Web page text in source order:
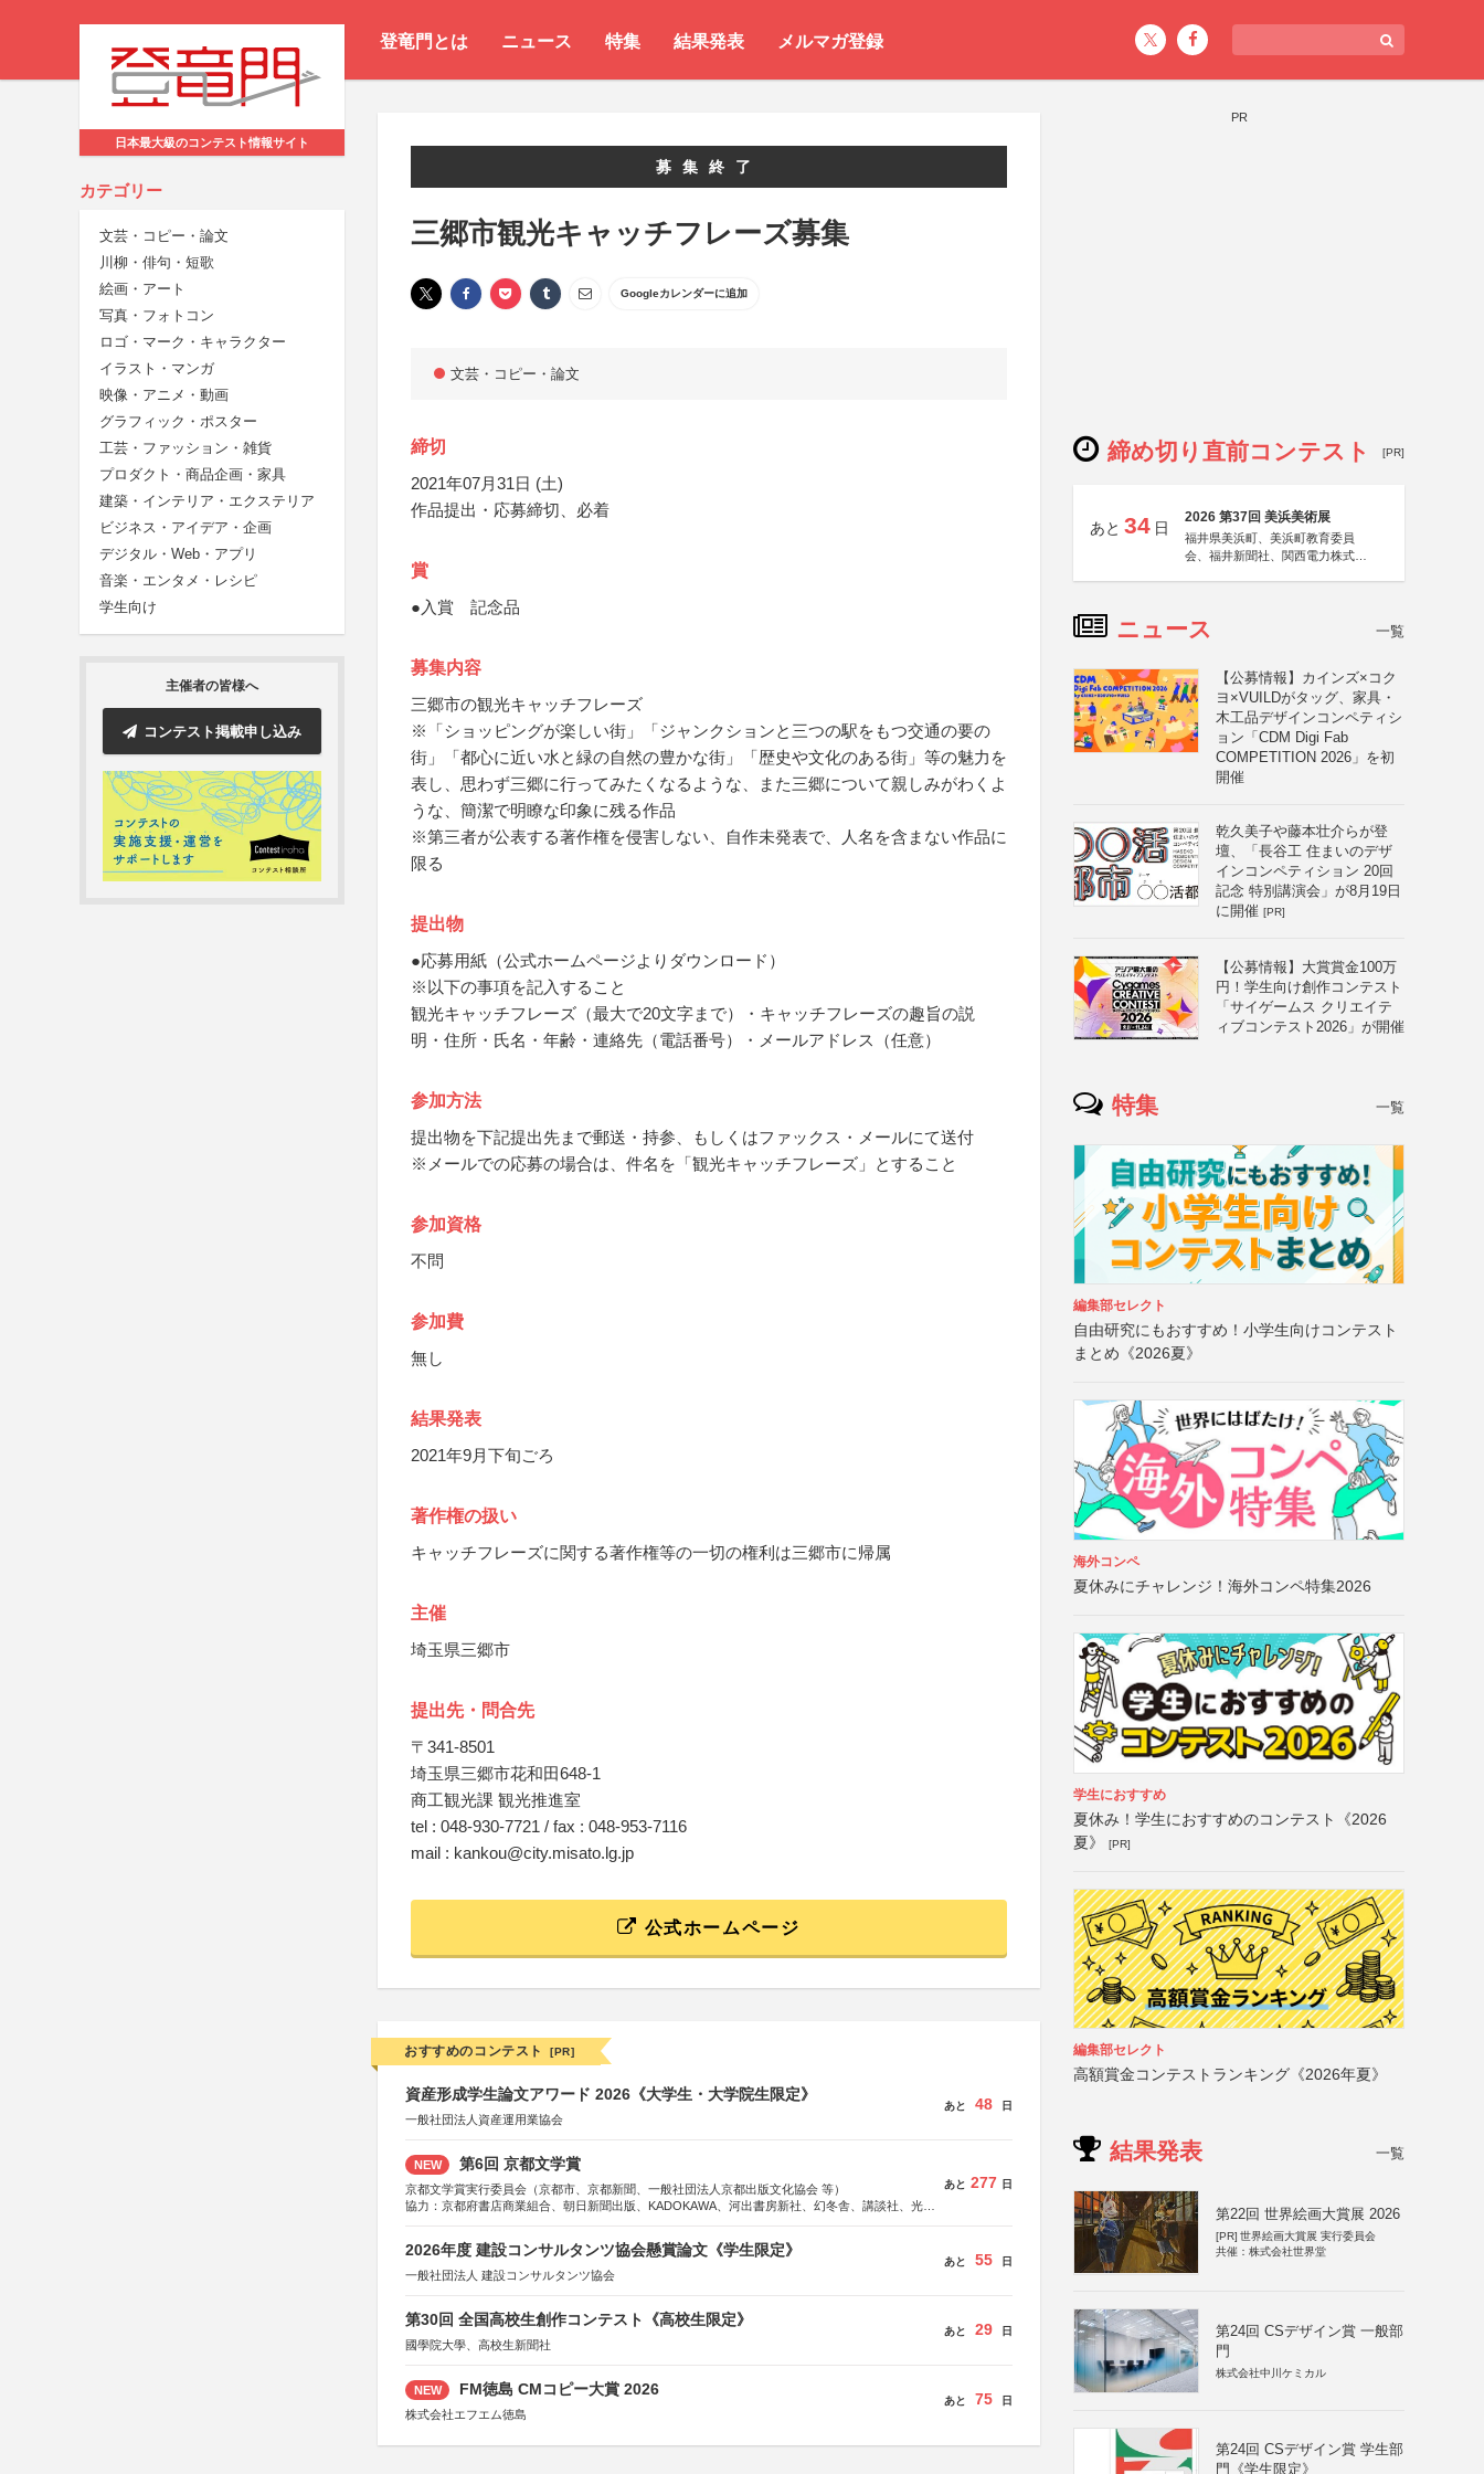
登竜門とは ニュース 特集 結果発表 メルマガ登録
日本最大級のコンテスト情報サイト
カテゴリー
文芸・コピー・論文
川柳・俳句・短歌
絵画・アート
写真・フォトコン
ロゴ・マーク・キャラクター
イラスト・マンガ
映像・アニメ・動画
グラフィック・ポスター
工芸・ファッション・雑貨
プロダクト・商品企画・家具
建築・インテリア・エクステリア
ビジネス・アイデア・企画
デジタル・Web・アプリ
音楽・エンタメ・レシピ
学生向け
主催者の皆様へ
コンテスト掲載申し込み
募集終了
三郷市観光キャッチフレーズ募集
Googleカレンダーに追加
文芸・コピー・論文
締切
2021年07月31日 (土)
作品提出・応募締切、必着
賞
●入賞 記念品
募集内容
三郷市の観光キャッチフレーズ
※「ショッピングが楽しい街」「ジャンクションと三つの駅をもつ交通の要の
街」「都心に近い水と緑の自然の豊かな街」「歴史や文化のある街」等の魅力を
表し、思わず三郷に行ってみたくなるような、また三郷について親しみがわくよ
うな、簡潔で明瞭な印象に残る作品
※第三者が公表する著作権を侵害しない、自作未発表で、人名を含まない作品に
限る
提出物
●応募用紙（公式ホームページよりダウンロード）
※以下の事項を記入すること
観光キャッチフレーズ（最大で20文字まで）・キャッチフレーズの趣旨の説
明・住所・氏名・年齢・連絡先（電話番号）・メールアドレス（任意）
参加方法
提出物を下記提出先まで郵送・持参、もしくはファックス・メールにて送付
※メールでの応募の場合は、件名を「観光キャッチフレーズ」とすること
参加資格
不問
参加費
無し
結果発表
2021年9月下旬ごろ
著作権の扱い
キャッチフレーズに関する著作権等の一切の権利は三郷市に帰属
主催
埼玉県三郷市
提出先・問合先
〒341-8501
埼玉県三郷市花和田648-1
商工観光課 観光推進室
tel : 048-930-7721 / fax : 048-953-7116
mail : kankou@city.misato.lg.jp
公式ホームページ
おすすめのコンテスト [PR]
資産形成学生論文アワード 2026《大学生・大学院生限定》
一般社団法人資産運用業協会
あと 48 日
NEW 第6回 京都文学賞
京都文学賞実行委員会（京都市、京都新聞、一般社団法人京都出版文化協会 等）
協力：京都府書店商業組合、朝日新聞出版、KADOKAWA、河出書房新社、幻冬舎、講談社、光文
研究所、双葉社、文藝春秋、ポプラ社、毎日新聞出版
あと 277 日
2026年度 建設コンサルタンツ協会懸賞論文《学生限定》
一般社団法人 建設コンサルタンツ協会
あと 55 日
第30回 全国高校生創作コンテスト《高校生限定》
國學院大學、高校生新聞社
あと 29 日
NEW FM徳島 CMコピー大賞 2026
株式会社エフエム徳島
あと 75 日
PR
締め切り直前コンテスト [PR]
あと 34 日
2026 第37回 美浜美術展
福井県美浜町、美浜町教育委員
会、福井新聞社、関西電力株式会
ニュース 一覧
【公募情報】カインズ×コク
ヨ×VUILDがタッグ、家具・
木工品デザインコンペティシ
ョン「CDM Digi Fab
COMPETITION 2026」を初
開催
乾久美子や藤本壮介らが登
壇、「長谷工 住まいのデザ
インコンペティション 20回
記念 特別講演会」が8月19日
に開催 [PR]
【公募情報】大賞賞金100万
円！学生向け創作コンテスト
「サイゲームス クリエイテ
ィブコンテスト2026」が開催
特集 一覧
編集部セレクト
自由研究にもおすすめ！小学生向けコンテスト
まとめ《2026夏》
海外コンペ
夏休みにチャレンジ！海外コンペ特集2026
学生におすすめ
夏休み！学生におすすめのコンテスト《2026
夏》
[PR]
編集部セレクト
高額賞金コンテストランキング《2026年夏》
結果発表 一覧
第22回 世界絵画大賞展 2026
[PR] 世界絵画大賞展 実行委員会
共催：株式会社世界堂
第24回 CSデザイン賞 一般部
門
株式会社中川ケミカル
第24回 CSデザイン賞 学生部
門《学生限定》